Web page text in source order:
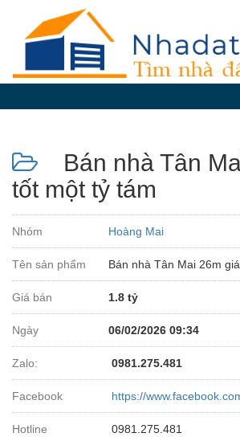
đàn
Giới
Tin
nhà
đất
videos
Đăng
Bán nhà Tân
tốt một tỷ tám
Nhóm Hoàng Mai
Tên sản phẩm Bán nhà Tân Mai 26m
Giá bán 1.8 tỷ
Ngày 06/02/2026 09:34
Zalo: 0981.275.481
Facebook https://
Hotline 0981.275.481